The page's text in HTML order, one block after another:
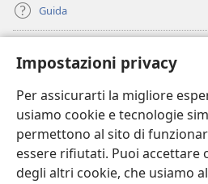
Impostazioni privacy
Per assicurarti la migliore
usiamo cookie e tecnologie
permettono al sito di
essere rifiutati. Puoi accettare
degli altri cookie, che usiamo
Guida
(apre
una
nuova
finestra)
BIBLIOTECA ONLINE Watchtower
(apre
una
nuova
finestra)
JW Hub
(apre
una
nuovaJW Library